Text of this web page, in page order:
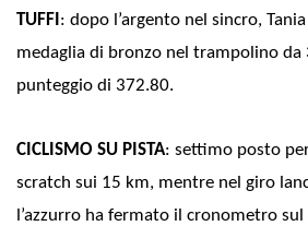
TUFFI : dopo l’argento nel sincro,
medaglia di bronzo nel trampolino da
punteggio di 372.80.
CICLISMO SU PISTA: settimo posto
scratch sui 15 km, mentre nel giro
l’azzurro ha fermato il cronometro sul